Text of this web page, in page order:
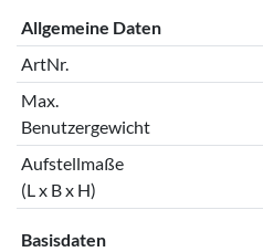
Allgemeine Daten
ArtNr.
Max.
Benutzergewicht
Aufstellmaße
(L x B x H)
Basisdaten